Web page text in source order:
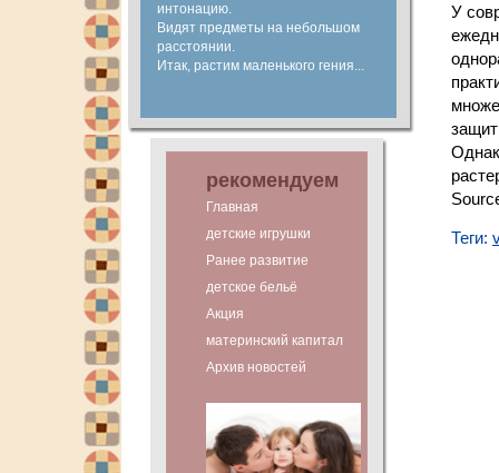
интонацию.
Видят предметы на небольшом
расстоянии.
Итак, растим маленького гения...
рекомендуем
Главная
детские игрушки
Ранее развитие
детское бельё
Акция
материнский капитал
Архив новостей
У
Теги: